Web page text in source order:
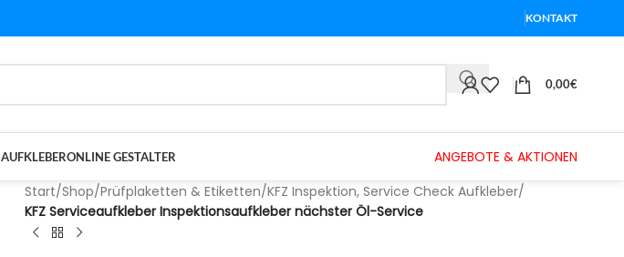
KONTAKT
0,00€
ONLINE GESTALTER ANGEBOTE & AKTIONEN
Start/Shop/Prüfplaketten & Etiketten/KFZ Inspektion, Service Check Aufkleber/
KFZ Serviceaufkleber Inspektionsaufkleber nächster Öl-Service